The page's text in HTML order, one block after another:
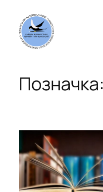
вмісту
Позначка: